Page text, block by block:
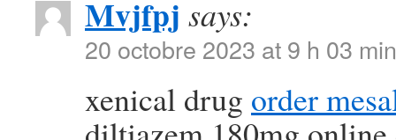
Mvjfpj says:
20 octobre 2023 at 9 h 03 min
xenical drug order